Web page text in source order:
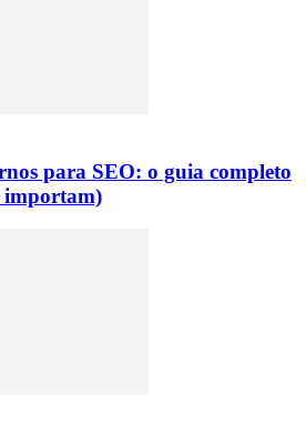
para SEO: o guia completo
importam)